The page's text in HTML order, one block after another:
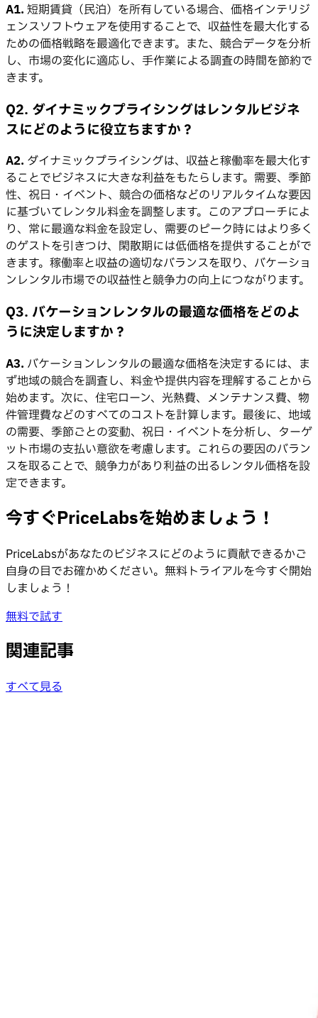
A1. 短期賃貸（民泊）を所有している場合、価格インテリジ
ェンスソフトウェアを使用することで、収益性を最大化する
ための価格戦略を最適化できます。また、競合データを分析
し、市場の変化に適応し、手作業による調査の時間を節約で
きます。
Q2. ダイナミックプライシングはレンタルビジネ
スにどのように役立ちますか？
A2. ダイナミックプライシングは、収益と稼働率を最大化す
ることでビジネスに大きな利益をもたらします。需要、季節
性、祝日・イベント、競合の価格などのリアルタイムな要因
に基づいてレンタル料金を調整します。このアプローチによ
り、常に最適な料金を設定し、需要のピーク時にはより多く
のゲストを引きつけ、閑散期には低価格を提供することがで
きます。稼働率と収益の適切なバランスを取り、バケーショ
ンレンタル市場での収益性と競争力の向上につながります。
Q3. バケーションレンタルの最適な価格をどのよ
うに決定しますか？
A3. バケーションレンタルの最適な価格を決定するには、ま
ず地域の競合を調査し、料金や提供内容を理解することから
始めます。次に、住宅ローン、光熱費、メンテナンス費、物
件管理費などのすべてのコストを計算します。最後に、地域
の需要、季節ごとの変動、祝日・イベントを分析し、ターゲ
ット市場の支払い意欲を考慮します。これらの要因のバラン
スを取ることで、競争力があり利益の出るレンタル価格を設
定できます。
今すぐPriceLabsを始めましょう！
PriceLabsがあなたのビジネスにどのように貢献できるかご
自身の目でお確かめください。無料トライアルを今すぐ開始
しましょう！
無料で試す
関連記事
すべて見る